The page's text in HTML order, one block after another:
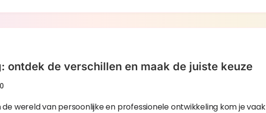
ontdek de verschillen en maak de juiste keuze
0
wereld van persoonlijke en professionele ontwikkeling kom je vaak